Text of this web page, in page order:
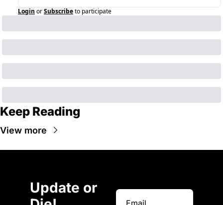
Login orSubscribeto participate
Keep Reading
View more
Update or